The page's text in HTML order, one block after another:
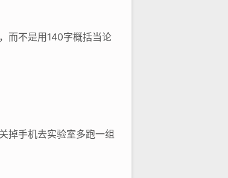
而不是用140字概括当论
掉手机去实验室多跑一组